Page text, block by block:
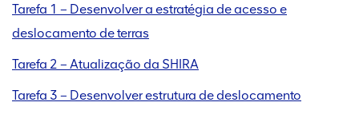
Tarefa 1 – Desenvolver a estratégia de acesso e
deslocamento de terras
Tarefa 2 – Atualização da SHIRA
Tarefa 3 – Desenvolver estrutura de deslocamento